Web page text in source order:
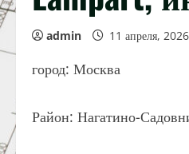
admin 11 апреля, 2026
город: Москва
Район: Нагатино-